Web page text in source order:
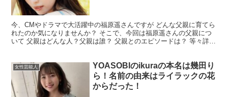
今、CMやドラマで大活躍中の福原遥さんですが どんな父親に育てら
れたのか気になりませんか？ そこで、今回は福原遥さんの父親につ
いて 父親はどんな人？父親は誰？ 父親とのエピソードは？ 等々詳し
女性芸能人
YOASOBIのikuraの本名は幾田り
ら！名前の由来はライラックの花
からだった！